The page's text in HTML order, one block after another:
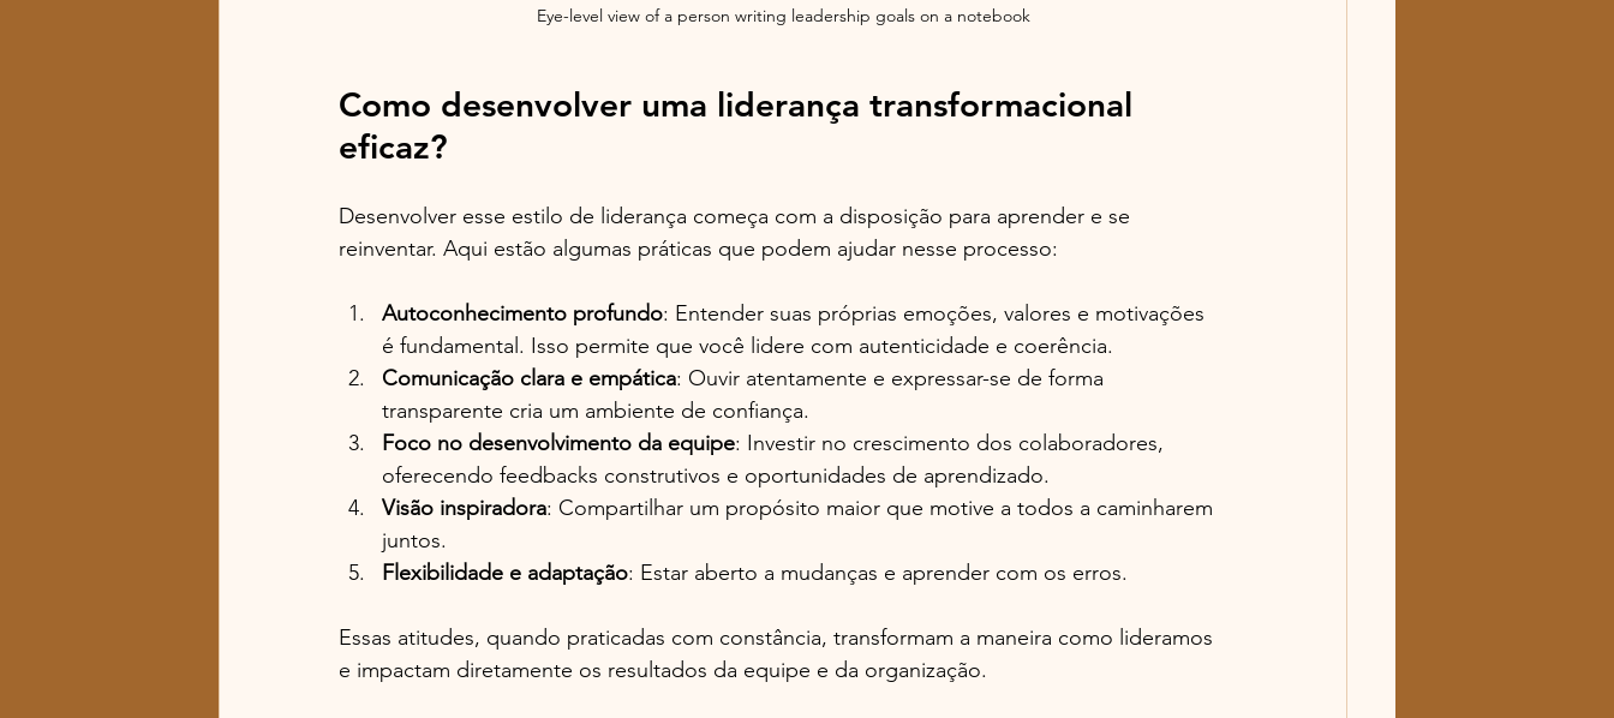
Eye-level view of a person writing leadership goals on a notebook
Como desenvolver uma liderança transformacional
eficaz?
Desenvolver esse estilo de liderança começa com a disposição para aprender e se
reinventar. Aqui estão algumas práticas que podem ajudar nesse processo:
Autoconhecimento profundo: Entender suas próprias emoções, valores e motivações
é fundamental. Isso permite que você lidere com autenticidade e coerência.
Comunicação clara e empática: Ouvir atentamente e expressar-se de forma
transparente cria um ambiente de confiança.
Foco no desenvolvimento da equipe: Investir no crescimento dos colaboradores,
oferecendo feedbacks construtivos e oportunidades de aprendizado.
Visão inspiradora: Compartilhar um propósito maior que motive a todos a caminharem
juntos.
Flexibilidade e adaptação: Estar aberto a mudanças e aprender com os erros.
Essas atitudes, quando praticadas com constância, transformam a maneira como lideramos
e impactam diretamente os resultados da equipe e da organização.